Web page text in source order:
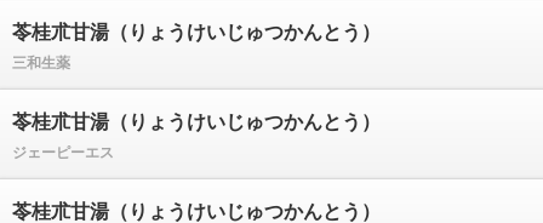
苓桂朮甘湯（りょうけいじゅつかんとう）
三和生薬
苓桂朮甘湯（りょうけいじゅつかんとう）
ジェーピーエス
苓桂朮甘湯（りょうけいじゅつかんとう）